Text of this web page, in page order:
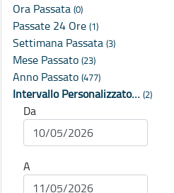
Ora Passata (0)
Passate 24 Ore (1)
Settimana Passata (3)
Mese Passato (23)
Anno Passato (477)
Intervallo Personalizzato… (2)
Da
A